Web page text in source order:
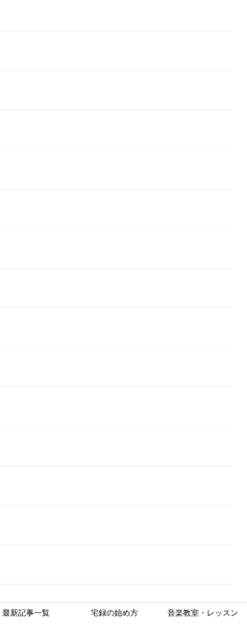
最新記事一覧 宅録の始め方 音楽教室・レッスン